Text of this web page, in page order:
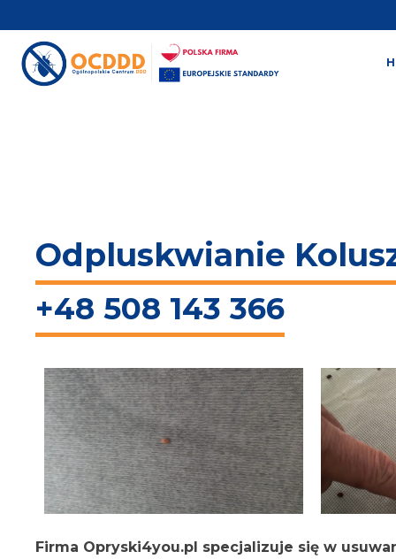
Odpluskwianie
+48 508 143 366
Firma Opryski4you.pl specjalizuje się w